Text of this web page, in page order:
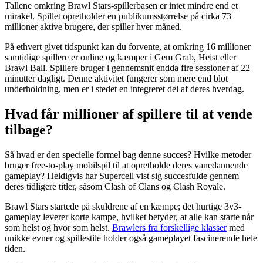
Tallene omkring Brawl Stars-spillerbasen er intet mindre end et
mirakel. Spillet opretholder en publikumsstørrelse på cirka 73
millioner aktive brugere, der spiller hver måned.
På ethvert givet tidspunkt kan du forvente, at omkring 16 millioner
samtidige spillere er online og kæmper i Gem Grab, Heist eller
Brawl Ball. Spillere bruger i gennemsnit endda fire sessioner af 22
minutter dagligt. Denne aktivitet fungerer som mere end blot
underholdning, men er i stedet en integreret del af deres hverdag.
Hvad får millioner af spillere til at vende
tilbage?
Så hvad er den specielle formel bag denne succes? Hvilke metoder
bruger free-to-play mobilspil til at opretholde deres vanedannende
gameplay? Heldigvis har Supercell vist sig succesfulde gennem
deres tidligere titler, såsom Clash of Clans og Clash Royale.
Brawl Stars startede på skuldrene af en kæmpe; det hurtige 3v3-
gameplay leverer korte kampe, hvilket betyder, at alle kan starte når
som helst og hvor som helst. Brawlers fra forskellige klassermed
unikke evner og spillestile holder også gameplayet fascinerende hele
tiden.